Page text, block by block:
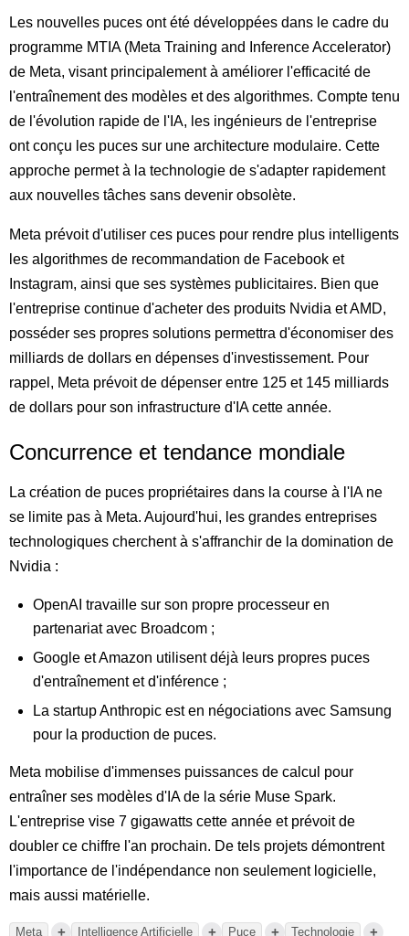
Les nouvelles puces ont été développées dans le cadre du
programme MTIA (Meta Training and Inference Accelerator)
de Meta, visant principalement à améliorer l'efficacité de
l'entraînement des modèles et des algorithmes. Compte tenu
de l'évolution rapide de l'IA, les ingénieurs de l'entreprise
ont conçu les puces sur une architecture modulaire. Cette
approche permet à la technologie de s'adapter rapidement
aux nouvelles tâches sans devenir obsolète.
Meta prévoit d'utiliser ces puces pour rendre plus intelligents
les algorithmes de recommandation de Facebook et
Instagram, ainsi que ses systèmes publicitaires. Bien que
l'entreprise continue d'acheter des produits Nvidia et AMD,
posséder ses propres solutions permettra d'économiser des
milliards de dollars en dépenses d'investissement. Pour
rappel, Meta prévoit de dépenser entre 125 et 145 milliards
de dollars pour son infrastructure d'IA cette année.
Concurrence et tendance mondiale
La création de puces propriétaires dans la course à l'IA ne
se limite pas à Meta. Aujourd'hui, les grandes entreprises
technologiques cherchent à s'affranchir de la domination de
Nvidia :
OpenAI travaille sur son propre processeur en
partenariat avec Broadcom ;
Google et Amazon utilisent déjà leurs propres puces
d'entraînement et d'inférence ;
La startup Anthropic est en négociations avec Samsung
pour la production de puces.
Meta mobilise d'immenses puissances de calcul pour
entraîner ses modèles d'IA de la série Muse Spark.
L'entreprise vise 7 gigawatts cette année et prévoit de
doubler ce chiffre l'an prochain. De tels projets démontrent
l'importance de l'indépendance non seulement logicielle,
mais aussi matérielle.
Meta + Intelligence Artificielle + Puce + Technologie +